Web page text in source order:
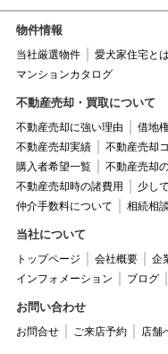
物件情報
当社厳選物件 愛犬家住宅とは
マンションカタログ
不動産売却・買取について
不動産売却に強い理由 借地
不動産売却実績
不動産売却
購入者希望一覧
不動産売却
不動産売却時の諸費用
少し
仲介手数料について
相続相談
当社について
トップページ 会社概要 企
インフォメーション
ブログ
お問い合わせ
お問合せ ご来店予約 店舗